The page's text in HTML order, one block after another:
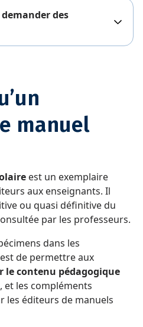
des
manuel
est un exemplaire
aux enseignants. Il
ou quasi définitive du
par les professeurs.
dans les
de permettre aux
le contenu pédagogique
et les compléments
les éditeurs de manuels